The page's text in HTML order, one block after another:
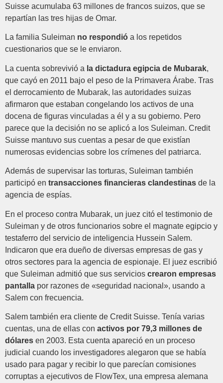
Suisse acumulaba 63 millones de francos suizos, que se
repartían las tres hijas de Omar.
La familia Suleiman no respondió a los repetidos
cuestionarios que se le enviaron.
La cuenta sobrevivió a la dictadura egipcia de Mubarak,
que cayó en 2011 bajo el peso de la Primavera Árabe. Tras
el derrocamiento de Mubarak, las autoridades suizas
afirmaron que estaban congelando los activos de una
docena de figuras vinculadas a él y a su gobierno. Pero
parece que la decisión no se aplicó a los Suleiman. Credit
Suisse mantuvo sus cuentas a pesar de que existían
numerosas evidencias sobre los crímenes del patriarca.
Además de supervisar las torturas, Suleiman también
participó en transacciones financieras clandestinas de la
agencia de espías.
En el proceso contra Mubarak, un juez citó el testimonio de
Suleiman y de otros funcionarios sobre el magnate egipcio y
testaferro del servicio de inteligencia Hussein Salem.
Indicaron que era dueño de diversas empresas de gas y
otros sectores para la agencia de espionaje. El juez escribió
que Suleiman admitió que sus servicios crearon empresas
pantalla por razones de «seguridad nacional», usando a
Salem con frecuencia.
Salem también era cliente de Credit Suisse. Tenía varias
cuentas, una de ellas con activos por 79,3 millones de
dólares en 2003. Esta cuenta apareció en un proceso
judicial cuando los investigadores alegaron que se había
usado para pagar y recibir lo que parecían comisiones
corruptas a ejecutivos de FlowTex, una empresa alemana